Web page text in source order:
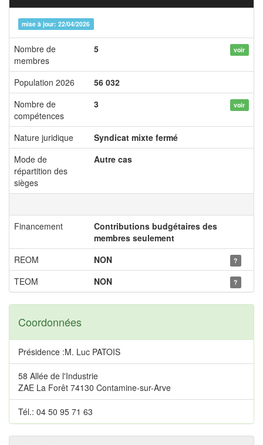
mise à jour: 22/04/2026
Nombre de
membres
5 voir
Population 2026
56 032
Nombre de
compétences
3 voir
Nature juridique
Syndicat mixte fermé
Mode de
répartition des
sièges
Autre cas
Financement
Contributions budgétaires des
membres seulement
REOM
NON ?
TEOM NON ?
Coordonnées
Présidence :M. Luc PATOIS
58 Allée de l'Industrie
ZAE La Forêt 74130 Contamine-sur-Arve
Tél.: 04 50 95 71 63